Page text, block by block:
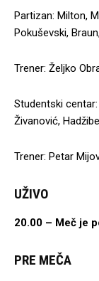
Partizan: Milton,
Pokuševski,
Trener: Željko
Studentski
Živanović,
Trener: Petar
UŽIVO
20.00 – Meč je
PRE MEČA